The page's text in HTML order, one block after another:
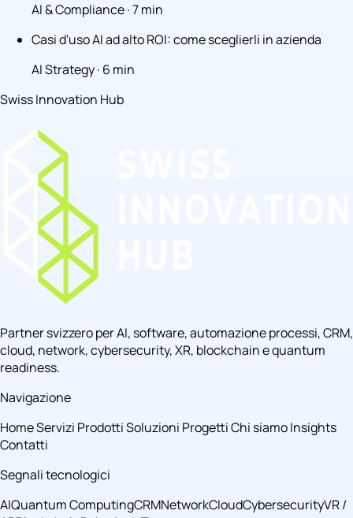
AI & Compliance · 7 min
Casi d'uso AI ad alto ROI: come sceglierli in azienda
AI Strategy · 6 min
Swiss Innovation Hub
Partner svizzero per AI, software, automazione processi, CRM,
cloud, network, cybersecurity, XR, blockchain e quantum
readiness.
Navigazione
HomeServizi ProdottiSoluzioni ProgettiChi siamoInsights
Contatti
Segnali tecnologici
AIQuantum ComputingCRMNetworkCloudCybersecurityVR /